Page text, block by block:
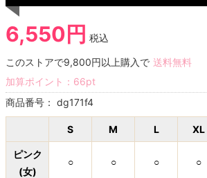
6,550円 税込
このストアで9,800円以上購入で 送料無料
加算ポイント： 66pt
商品番号： dg171f4
S M L XL
ピンク
(女)
○ ○ ○ ○